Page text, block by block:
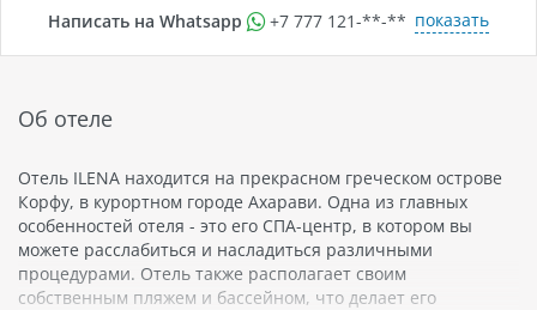
Написать на Whatsapp +7 777 121-**-** показать
Об отеле
Отель ILENA находится на прекрасном греческом острове
Корфу, в курортном городе Ахарави. Одна из главных
особенностей отеля - это его СПА-центр, в котором вы
можете расслабиться и насладиться различными
процедурами. Отель также располагает своим
собственным пляжем и бассейном, что делает его